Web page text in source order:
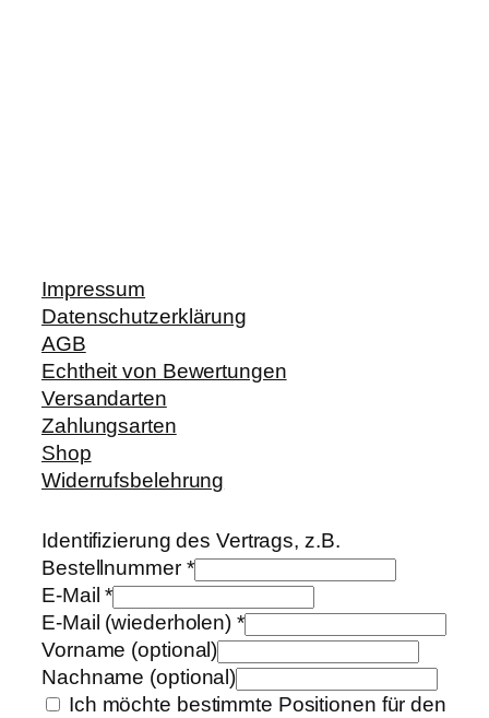
Impressum
Datenschutzerklärung
AGB
Echtheit von Bewertungen
Versandarten
Zahlungsarten
Shop
Widerrufsbelehrung
Identifizierung des Vertrags, z.B.
Bestellnummer *
E-Mail*
E-Mail (wiederholen) *
Vorname (optional)
Nachname (optional)
Ich möchte bestimmte Positionen für den